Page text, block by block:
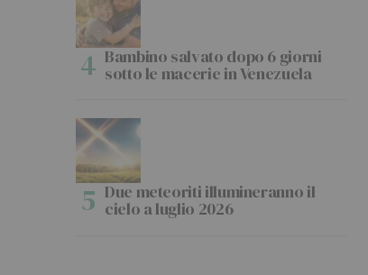
Bambino salvato dopo 6 giorni
sotto le macerie in Venezuela
Due meteoriti illumineranno il
cielo a luglio 2026